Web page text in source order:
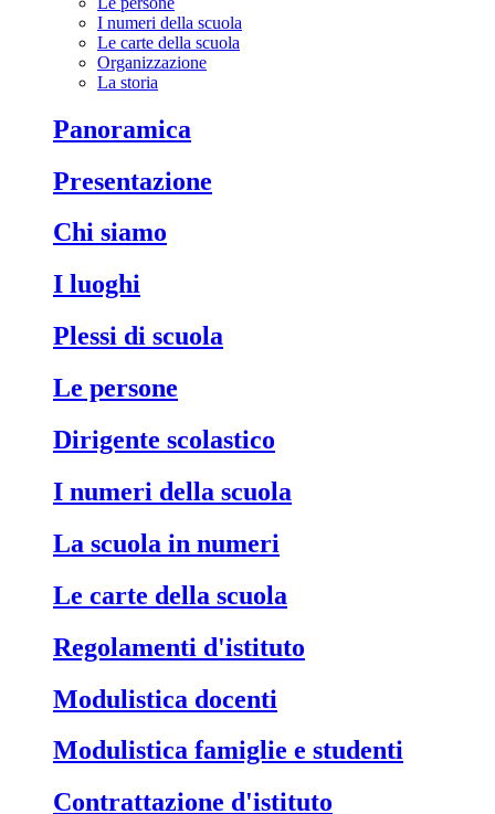
I numeri della scuola
Le carte della scuola
Organizzazione
La storia
Panoramica
Presentazione
Chi siamo
I luoghi
Plessi di scuola
Le persone
Dirigente scolastico
I numeri della scuola
La scuola in numeri
Le carte della scuola
Regolamenti d'istituto
Modulistica docenti
Modulistica famiglie e studenti
Contrattazione d'istituto